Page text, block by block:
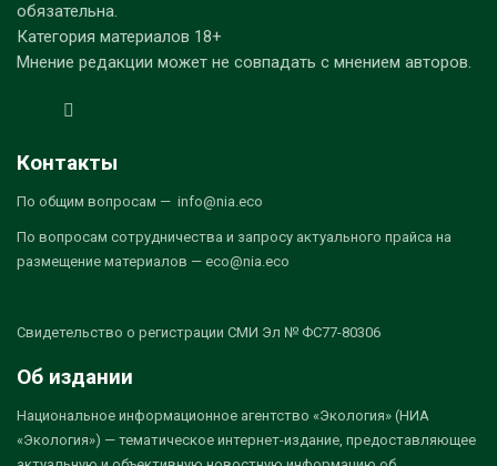
обязательна.
Категория материалов 18+
Мнение редакции может не совпадать с мнением авторов.
Контакты
По общим вопросам — info@nia.eco
По вопросам сотрудничества и запросу актуального прайса на
размещение материалов — eco@nia.eco
Свидетельство о регистрации СМИ Эл № ФС77-80306
Об издании
Национальное информационное агентство «Экология» (НИА
«Экология») — тематическое интернет-издание, предоставляющее